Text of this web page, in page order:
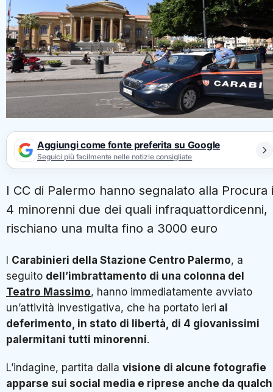
Aggiungi come fonte preferita su Google
Seguici più facilmente nelle notizie consigliate
I CC di Palermo hanno segnalato alla Procura i
4 minorenni due dei quali infraquattordicenni,
rischiano una multa fino a 3000 euro
Carabinieri della Stazione Centro Palermo, a
seguito dell’imbrattamento di una colonna del
Teatro Massimo, hanno immediatamente avviato
un’attività investigativa, che ha portato ieri al
deferimento, in stato di libertà, di 4 giovanissimi
palermitani tutti minorenni.
L’indagine, partita dalla visione di alcune fotografie
apparse sui social media e riprese anche da